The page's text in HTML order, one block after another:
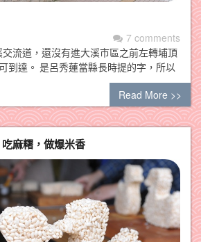
7 comments
流道，還沒有進大溪市區之前左轉埔頂
到達。 是呂秀蓮當縣長時提的字，所以
Read More >>
麻糬，做爆米香